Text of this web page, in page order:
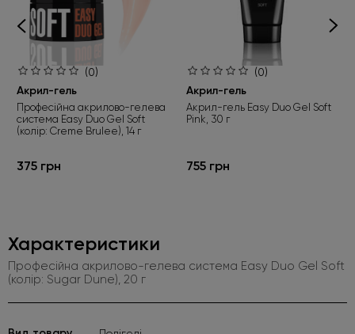
(0)
Акрил-гель
Професійна акрилово-гелева
система Easy Duo Gel Soft
(колір: Creme Brulee), 14 г
375 грн
(0)
Акрил-гель
Акрил-гель Easy Duo Gel Soft
Pink, 30 г
755 грн
Характеристики
Професійна акрилово-гелева система Easy Duo Gel Soft
(колір: Sugar Dune), 20 г